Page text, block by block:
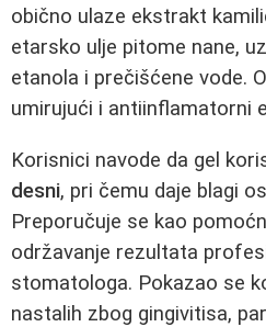
obično ulaze ekstrakt
etarsko ulje pitome nane,
etanola i prečišćene vode.
umirujući i antiinflamatorni
Korisnici navode da gel
desni, pri čemu daje blagi
Preporučuje se kao
održavanje rezultata
stomatologa. Pokazao se
nastalih zbog gingivitisa,